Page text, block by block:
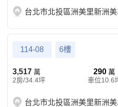
台北市北投區洲美里新洲
114-08 6樓
3,517 萬
2房/34.4坪
290萬
車位10.6
台北市北投區洲美里新洲